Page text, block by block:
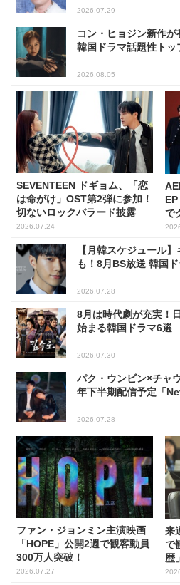
2026.07.29
コン・ヒョジン新作
韓国ドラマ話題性トッ
2026.08.05
SEVENTEEN ドギョム、「恋
は命がけ」OST第2弾に参加！
切ないロックバラード披露
2026.07.24
で
【月韓スケジュール
も！8月BS放送 韓国
2026.07.28
8月は時代劇が充実！
始まる韓国ドラマ6選
2026.07.30
パク・ウンビン×チャ
年下半期配信予定「
2026.07.28
ファン・ジョンミン主演映画
「HOPE」公開2週で観客動員
300万人突破！
2026.07.27
来
で
歴